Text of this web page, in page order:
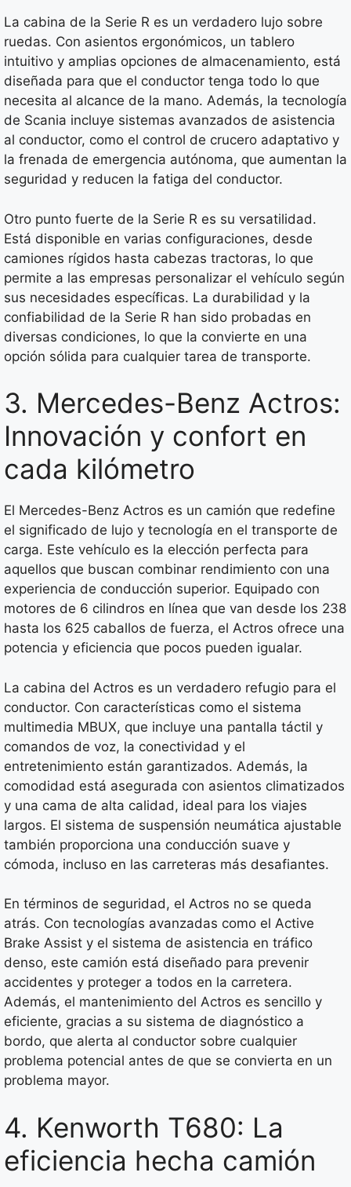
La cabina de la Serie R es un verdadero lujo sobre
ruedas. Con asientos ergonómicos, un tablero
intuitivo y amplias opciones de almacenamiento, está
diseñada para que el conductor tenga todo lo que
necesita al alcance de la mano. Además, la tecnología
de Scania incluye sistemas avanzados de asistencia
al conductor, como el control de crucero adaptativo y
la frenada de emergencia autónoma, que aumentan la
seguridad y reducen la fatiga del conductor.
Otro punto fuerte de la Serie R es su versatilidad.
Está disponible en varias configuraciones, desde
camiones rígidos hasta cabezas tractoras, lo que
permite a las empresas personalizar el vehículo según
sus necesidades específicas. La durabilidad y la
confiabilidad de la Serie R han sido probadas en
diversas condiciones, lo que la convierte en una
opción sólida para cualquier tarea de transporte.
3. Mercedes-Benz Actros:
Innovación y confort en
cada kilómetro
El Mercedes-Benz Actros es un camión que redefine
el significado de lujo y tecnología en el transporte de
carga. Este vehículo es la elección perfecta para
aquellos que buscan combinar rendimiento con una
experiencia de conducción superior. Equipado con
motores de 6 cilindros en línea que van desde los 238
hasta los 625 caballos de fuerza, el Actros ofrece una
potencia y eficiencia que pocos pueden igualar.
La cabina del Actros es un verdadero refugio para el
conductor. Con características como el sistema
multimedia MBUX, que incluye una pantalla táctil y
comandos de voz, la conectividad y el
entretenimiento están garantizados. Además, la
comodidad está asegurada con asientos climatizados
y una cama de alta calidad, ideal para los viajes
largos. El sistema de suspensión neumática ajustable
también proporciona una conducción suave y
cómoda, incluso en las carreteras más desafiantes.
En términos de seguridad, el Actros no se queda
atrás. Con tecnologías avanzadas como el Active
Brake Assist y el sistema de asistencia en tráfico
denso, este camión está diseñado para prevenir
accidentes y proteger a todos en la carretera.
Además, el mantenimiento del Actros es sencillo y
eficiente, gracias a su sistema de diagnóstico a
bordo, que alerta al conductor sobre cualquier
problema potencial antes de que se convierta en un
problema mayor.
4. Kenworth T680: La
eficiencia hecha camión